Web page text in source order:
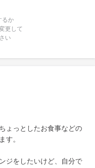
るか
更して
い
ょっとしたお食事などの
す。
ジをしたいけど、自分で